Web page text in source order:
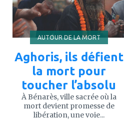
AUTOUR DE LA MORT
Aghoris, ils défient
la mort pour
toucher l’absolu
À Bénarès, ville sacrée où la
mort devient promesse de
libération, une voie...